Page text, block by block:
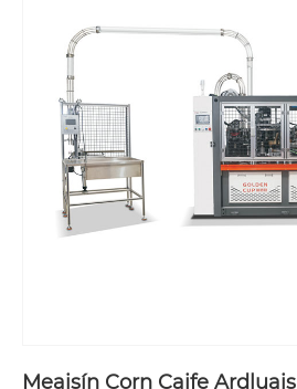
Meaisín Corn Caife Ardluais